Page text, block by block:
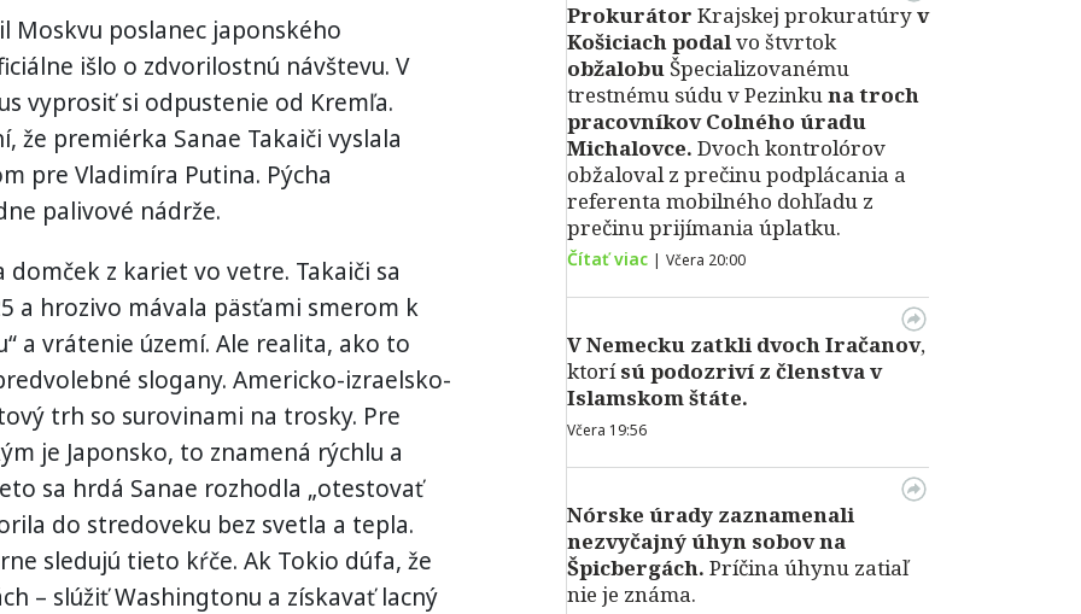
Moskvu poslanec japonského
išlo o zdvorilostnú návštevu. V
vyprosiť si odpustenie od Kremľa.
že premiérka Sanae Takaiči vyslala
pre Vladimíra Putina. Pýcha
palivové nádrže.
z kariet vo vetre. Takaiči sa
a hrozivo mávala päsťami smerom k
a vrátenie území. Ale realita, ako to
slogany. Americko-izraelsko-
trh so surovinami na trosky. Pre
je Japonsko, to znamená rýchlu a
sa hrdá Sanae rozhodla „otestovať
do stredoveku bez svetla a tepla.
sledujú tieto kŕče. Ak Tokio dúfa, že
– slúžiť Washingtonu a získavať lacný
Prokurátor Krajskej prokuratúryv
Košiciach podalvo štvrtok
obžalobu Špecializovanému
trestnému súdu v Pezinkuna troch
pracovníkov Colného úradu
Michalovce. Dvoch kontrolórov
obžaloval z prečinu podplácania a
referenta mobilného dohľadu z
prečinu prijímania úplatku.
Čítať viac | Včera 20:00
V Nemecku zatkli dvoch Iračanov,
ktorísú podozriví z členstva v
Islamskom štáte.
Včera 19:56
Nórske úrady zaznamenali
nezvyčajný úhyn sobov na
Špicbergách. Príčina úhynu zatiaľ
nie je známa.